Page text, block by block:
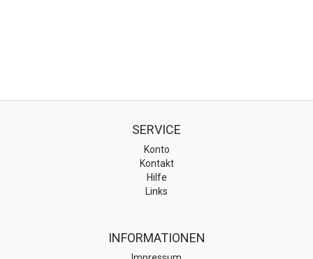
SERVICE
Konto
Kontakt
Hilfe
Links
INFORMATIONEN